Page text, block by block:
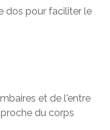
dos pour faciliter le
et de l'entre
du corps